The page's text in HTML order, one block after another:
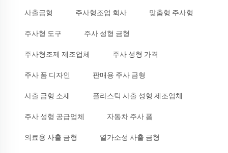
사출금형 주사형조업 회사 맞춤형 주사형
주사형 도구 주사 성형 금형
주사형조제 제조업체 주사 성형 가격
주사 폼 디자인 판매용 주사 금형
사출 금형 소재 플라스틱 사출 성형 제조업체
주사 성형 공급업체 자동차 주사 폼
의료용 사출 금형 열가소성 사출 금형